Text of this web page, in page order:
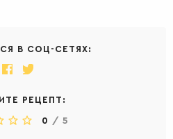
В СОЦ-СЕТЯХ:
РЕЦЕПТ:
0 / 5